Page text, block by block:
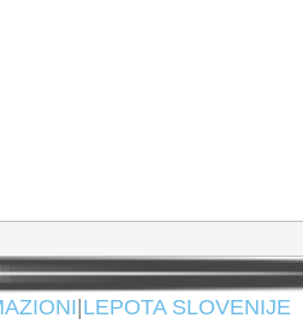
LEPOTA SLOVENIJE